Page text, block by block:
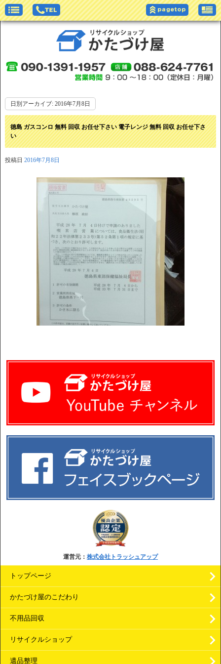
日別アーカイブ: 2016年7月8日
徳島 ガスコンロ 無料 回収 お任せ下さい 電子レンジ 無料 回収 お任せ下さ
い
投稿日 2016年7月8日
運営元： 株式会社トラッシュアップ
トップページ
かたづけ屋のこだわり
不用品回収
リサイクルショップ
遺品整理